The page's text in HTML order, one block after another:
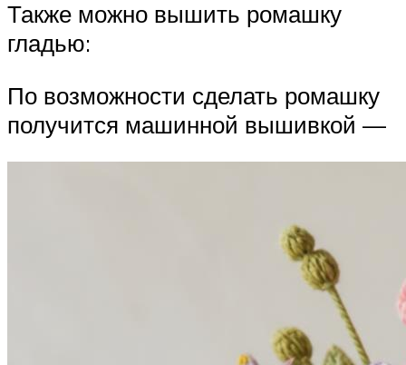
Также можно вышить ромашку
гладью:
По возможности сделать ромашку
получится машинной вышивкой —